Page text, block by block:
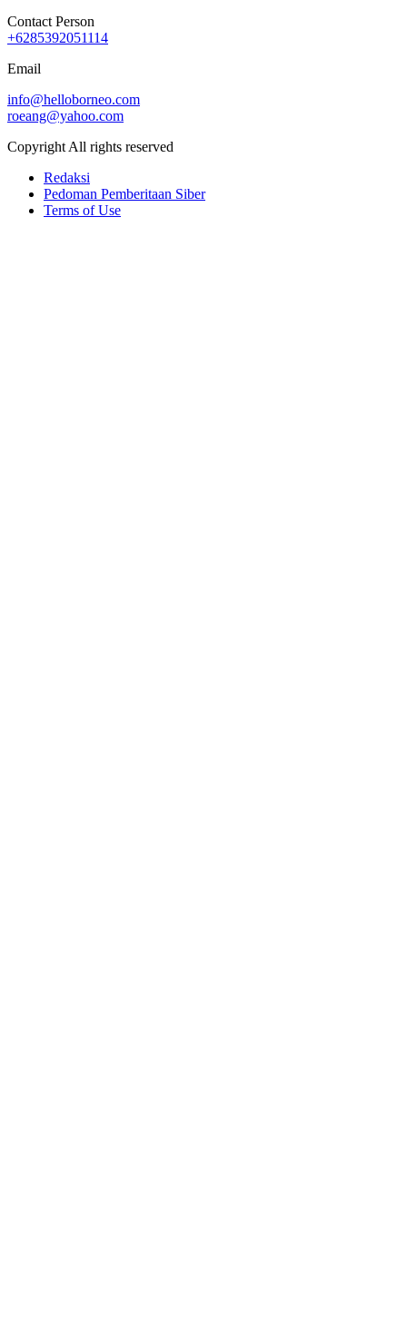
Contact Person
+6285392051114
Email
info@helloborneo.com
roeang@yahoo.com
Copyright All rights reserved
Redaksi
Pedoman Pemberitaan Siber
Terms of Use